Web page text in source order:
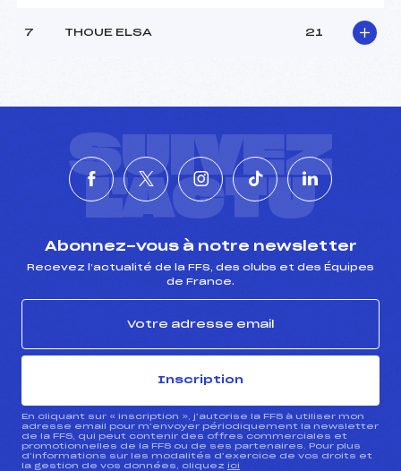
Température arrivée :
Pénalité appliquée :
7 THOUE ELSA 21
SUIVEZ
L'ACTU
Abonnez-vous à notre newsletter
Recevez l’actualité de la FFS, des clubs et des Équipes
de France.
Inscription
En cliquant sur « inscription », j’autorise la FFS à utiliser mon
adresse email pour m’envoyer périodiquement la newsletter
de la FFS, qui peut contenir des offres commerciales et
promotionnelles de la FFS ou de ses partenaires. Pour plus
d’informations sur les modalités d’exercice de vos droits et
la gestion de vos données, cliquez ici